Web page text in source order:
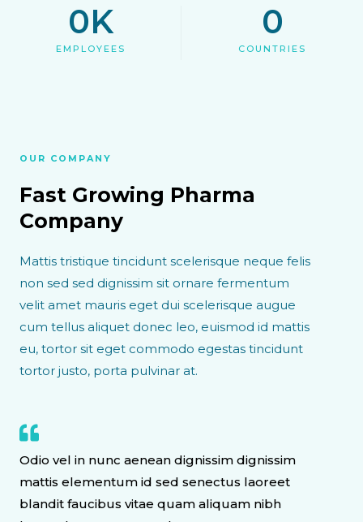
EMPLOYEES
0K
COUNTRIES
0
OUR COMPANY
Fast Growing Pharma
Company
Mattis tristique tincidunt scelerisque neque felis
non sed sed dignissim sit ornare fermentum
velit amet mauris eget dui scelerisque augue
cum tellus aliquet donec leo, euismod id mattis
eu, tortor sit eget commodo egestas tincidunt
tortor justo, porta pulvinar at.
Odio vel in nunc aenean dignissim dignissim
mattis elementum id sed senectus laoreet
blandit faucibus vitae quam aliquam nibh